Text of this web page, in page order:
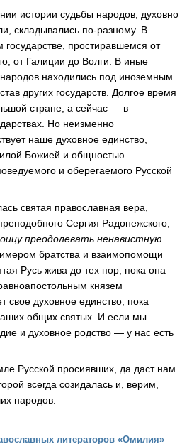
истории судьбы народов, духовно
складывались по-разному. В
простиравшемся от
от Галиции до Волги. В иные
находились под иноземным
других государств. Долгое время
стране, а сейчас — в
Но неизменно
наше духовное единство,
Божией и общностью
и оберегаемого Русской
святая православная вера,
Сергия Радонежского,
преодолевать ненавистную
братства и взаимопомощи
Русь жива до тех пор, пока она
князем
свое духовное единство, пока
общих святых. И если мы
и духовное родство — у нас есть
Русской просиявших, да даст нам
всегда созидалась и, верим,
народов.
литераторов «Омилия»